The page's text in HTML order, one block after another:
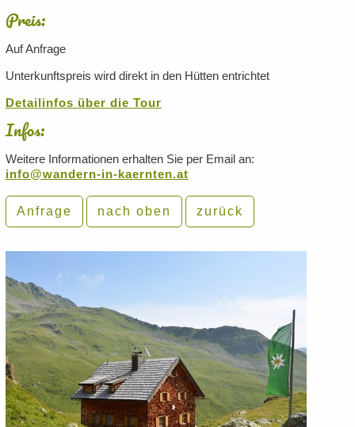
Preis:
Auf Anfrage
Unterkunftspreis wird direkt in den Hütten entrichtet
Detailinfos über die Tour
Infos:
Weitere Informationen erhalten Sie per Email an:
info@wandern-in-kaernten.at
Anfrage nach oben zurück